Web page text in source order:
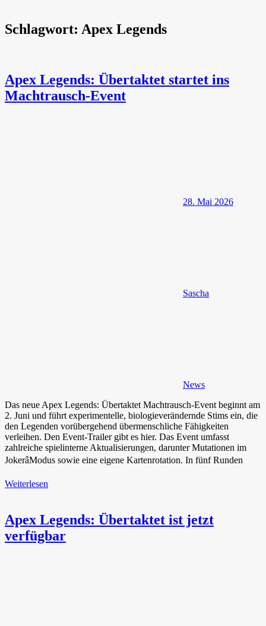
Schlagwort: Apex Legends
Apex Legends: Übertaktet startet ins
Machtrausch-Event
28. Mai 2026
Sascha
News
Das neue Apex Legends: Übertaktet Machtrausch-Event beginnt am
2. Juni und führt experimentelle, biologieverändernde Stims ein, die
den Legenden vorübergehend übermenschliche Fähigkeiten
verleihen. Den Event-Trailer gibt es hier. Das Event umfasst
zahlreiche spielinterne Aktualisierungen, darunter Mutationen im
JokerâModus sowie eine eigene Kartenrotation. In fünf Runden
Weiterlesen
Apex Legends: Übertaktet ist jetzt
verfügbar